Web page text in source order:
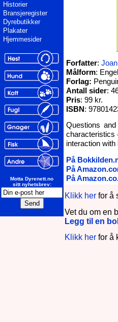
Historier
Bransjeregister
Dyrebutikker
Plakater
Hjemmesider
Motta Dyrenett.no
sitt nyhetsbrev:
Forfatter:
Målform:
Forlag:
Antall sider:
Pris: 99 kr.
ISBN:
Questions
characteristics
interaction with
På
På
På
Klikk her for å
Vet du om en
Legg til en
Klikk her for å